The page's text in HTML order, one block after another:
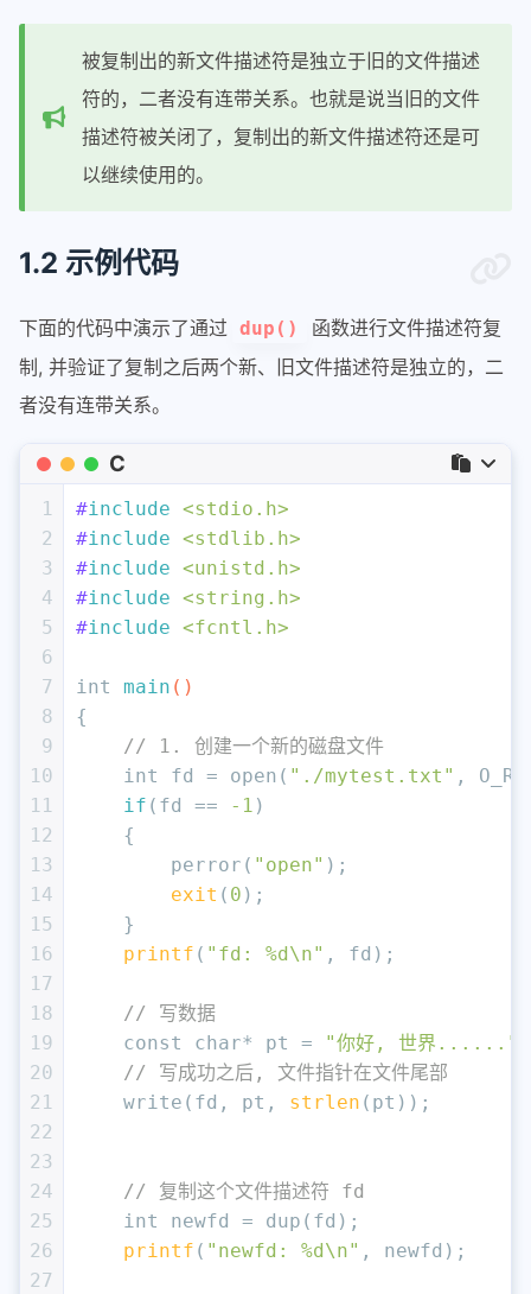
被复制出的新文件描述符是独立于旧的文件描述
符的，二者没有连带关系。也就是说当旧的文件
描述符被关闭了，复制出的新文件描述符还是可
以继续使用的。
1.2 示例代码
下面的代码中演示了通过 dup()
函数进行文件描述符复
制, 并验证了复制之后两个新、旧文件描述符是独立的，二
者没有连带关系。
C
1
2
3
4
5
6
7
8
9
10
11
12
13
14
15
16
17
18
19
20
21
22
23
24
25
26
27
#include <stdio.h>
#include <stdlib.h>
#include <unistd.h>
#include <string.h>
#include <fcntl.h>
int main ()
{
// 1. 创建一个新的磁盘文件
int
fd = open( "./mytest.txt" ,
if (fd == -1 )
    {
        perror(
"open" );
exit ( 0 );
    }
printf ( "fd: %d\n" , fd);
// 写数据
const
char* pt = "你好, 世界......"
// 写成功之后, 文件指针在文件尾部
    write(fd, pt,
strlen (pt));
// 复制这个文件描述符 fd
int
newfd = dup(fd);
printf ( "newfd: %d\n" , newfd);